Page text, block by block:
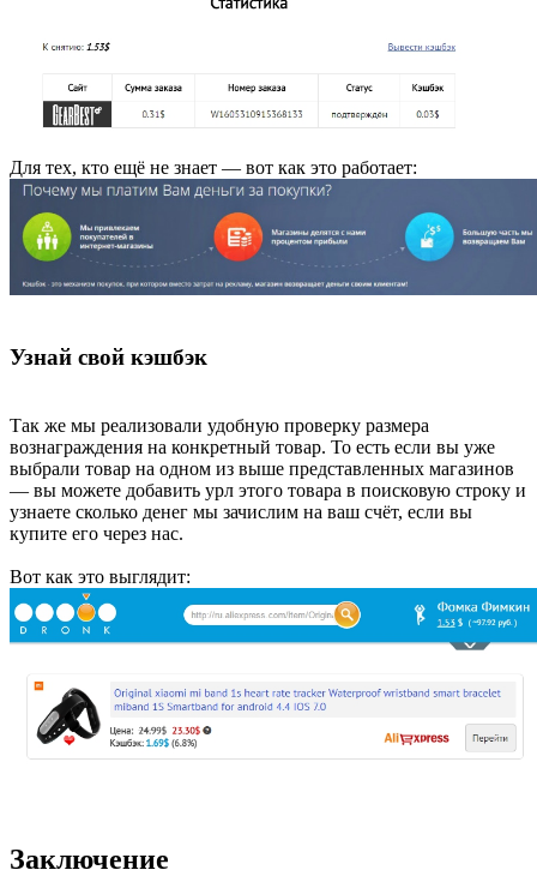
Для тех, кто ещё не знает — вот как это работает:
Узнай свой кэшбэк
Так же мы реализовали удобную проверку размера
вознаграждения на конкретный товар. То есть если вы уже
выбрали товар на одном из выше представленных магазинов
— вы можете добавить урл этого товара в поисковую строку и
узнаете сколько денег мы зачислим на ваш счёт, если вы
купите его через нас.
Вот как это выглядит:
Заключение